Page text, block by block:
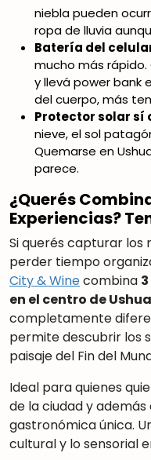
niebla pueden
ropa de lluvia
Batería del
mucho más
y llevá power bank
del cuerpo, más
Protector solar sí
nieve, el sol
Quemarse en
parece.
¿Querés
Experiencias?
Si querés capturar los
perder tiempo
City & Winecombina
en el centro de
completamente
permite descubrir los
paisaje del Fin del
Ideal para quienes
de la ciudad y
gastronómica única.
cultural y lo sensorial